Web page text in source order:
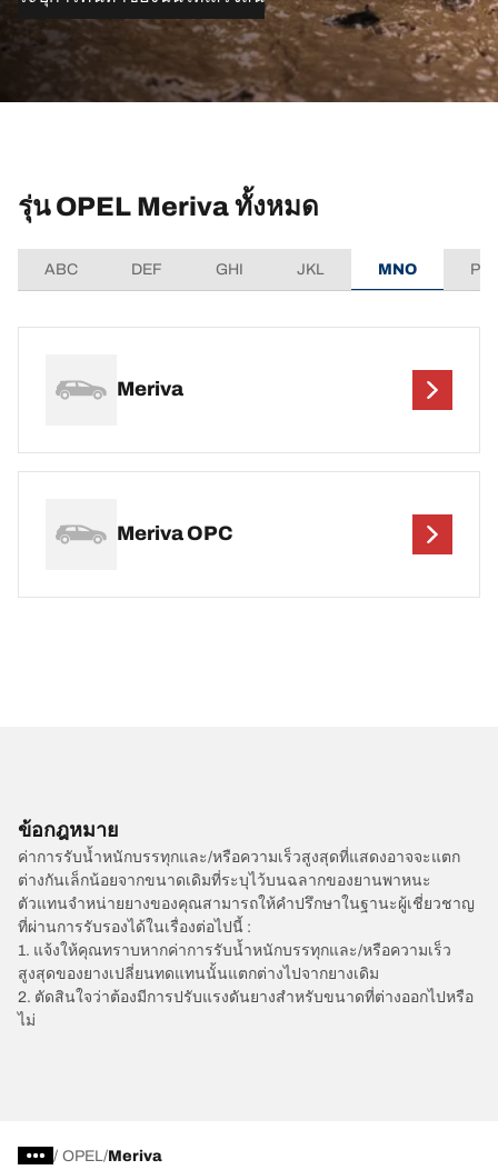
รุ่น OPEL Meriva ทั้งหมด
ABC DEF GHI JKL MNO
Meriva
Meriva OPC
ข้อกฎหมาย
ค่าการรับน้ำหนักบรรทุกและ/หรือความเร็วสูงสุดที่แสดงอาจจะแตก
ต่างกันเล็กน้อยจากขนาดเดิมที่ระบุไว้บนฉลากของยานพาหนะ
ตัวแทนจำหน่ายยางของคุณสามารถให้คำปรึกษาในฐานะผู้เชี่ยวชาญ
ที่ผ่านการรับรองได้ในเรื่องต่อไปนี้ :
1. แจ้งให้คุณทราบหากค่าการรับน้ำหนักบรรทุกและ/หรือความเร็ว
สูงสุดของยางเปลี่ยนทดแทนนั้นแตกต่างไปจากยางเดิม
2. ตัดสินใจว่าต้องมีการปรับแรงดันยางสำหรับขนาดที่ต่างออกไปหรือ
ไม่
/ OPEL Meriva